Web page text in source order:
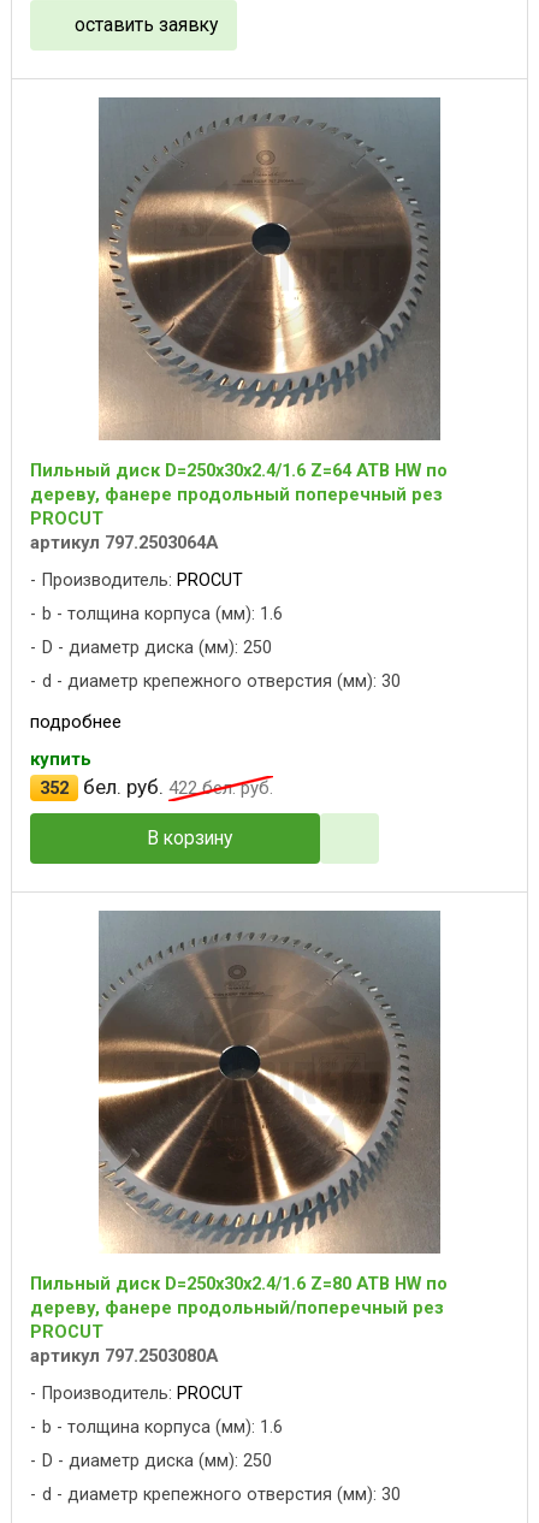
оставить заявку
Пильный диск D=250x30x2.4/1.6 Z=64 ATB HW по
дереву, фанере продольный поперечный рез
PROCUT
артикул 797.2503064A
Производитель: PROCUT
b - толщина корпуса (мм): 1.6
D - диаметр диска (мм): 250
d - диаметр крепежного отверстия (мм): 30
подробнее
купить
352
бел. руб. 422бел. руб.
В корзину
Пильный диск D=250x30x2.4/1.6 Z=80 ATB HW по
дереву, фанере продольный/поперечный рез
PROCUT
артикул 797.2503080A
Производитель: PROCUT
b - толщина корпуса (мм): 1.6
D - диаметр диска (мм): 250
d - диаметр крепежного отверстия (мм): 30